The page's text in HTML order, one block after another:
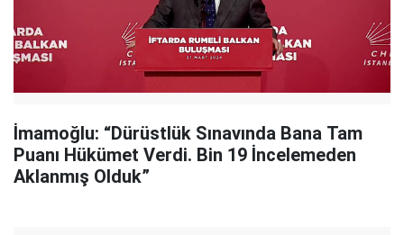
İmamoğlu: “Dürüstlük Sınavında Bana Tam
Puanı Hükümet Verdi. Bin 19 İncelemeden
Aklanmış Olduk”